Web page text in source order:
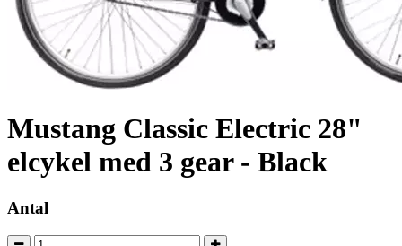
Mustang Classic Electric 28"
elcykel med 3 gear - Black
Antal